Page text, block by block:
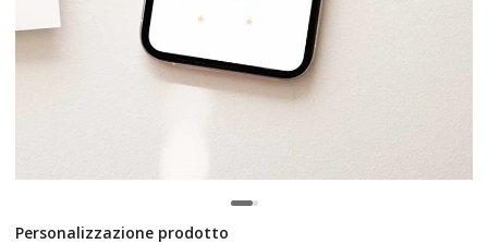
Personalizzazione prodotto